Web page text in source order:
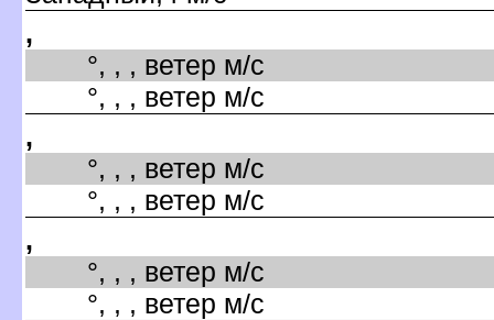
,
°, , , ветер м/с
°, , , ветер м/с
,
°, , , ветер м/с
°, , , ветер м/с
,
°, , , ветер м/с
°, , , ветер м/с